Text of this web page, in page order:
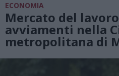
ECONOMIA
Mercato del
avviamenti nella
metropolitana di